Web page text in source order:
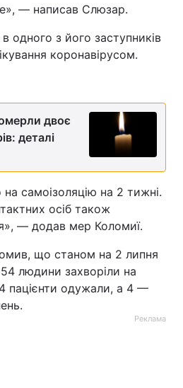
— написав Слюзар.
одного з його заступників
коронавірусом.
двоє
деталі
самоізоляцію на 2 тижні.
осіб також
— додав мер Коломиї.
що станом на 2 липня
людини захворіли на
пацієнти одужали, а 4 —
Реклама